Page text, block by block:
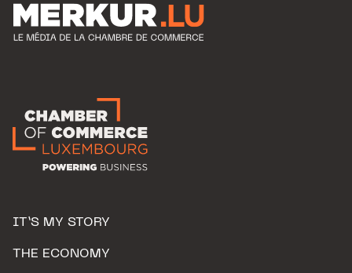
IT’S MY STORY
THE ECONOMY